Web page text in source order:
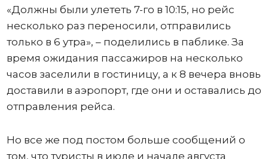
«Должны были улететь 7-го в 10:15, но рейс
несколько раз переносили, отправились
только в 6 утра», – поделились в паблике. За
время ожидания пассажиров на несколько
часов заселили в гостиницу, а к 8 вечера вновь
доставили в аэропорт, где они и оставались до
отправления рейса.
Но все же под постом больше сообщений о
том, что туристы в июле и начале августа